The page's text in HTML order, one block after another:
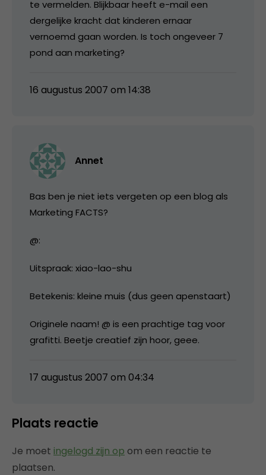
te vermelden. Blijkbaar heeft e-mail een
dergelijke kracht dat kinderen ernaar
vernoemd gaan worden. Is toch ongeveer 7
pond aan marketing?
16 augustus 2007 om 14:38
Annet
Bas ben je niet iets vergeten op een blog als
Marketing FACTS?
@:
Uitspraak: xiao-lao-shu
Betekenis: kleine muis (dus geen apenstaart)
Originele naam! @ is een prachtige tag voor
grafitti. Beetje creatief zijn hoor, geee.
17 augustus 2007 om 04:34
Plaats reactie
Je moet ingelogd zijn op om een reactie te
plaatsen.